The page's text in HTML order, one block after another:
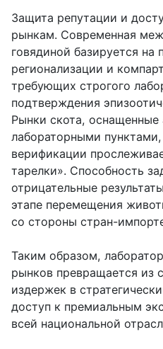
Защита репутации и
рынкам. Современная
говядиной базируется на
регионализации и
требующих строгого
подтверждения
Рынки скота,
лабораторными
верификации
тарелки». Способность
отрицательные
этапе перемещения
со стороны стран-
Таким образом,
рынков превращается из
издержек в
доступ к премиальным
всей национальной